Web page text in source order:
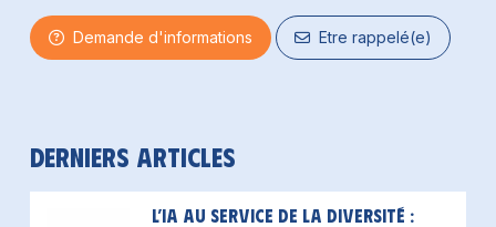
Demande d'informations Etre rappelé(e)
Derniers articles
L’IA au service de la diversité :